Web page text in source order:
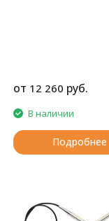
от 12 260 руб.
В наличии
Подробнее